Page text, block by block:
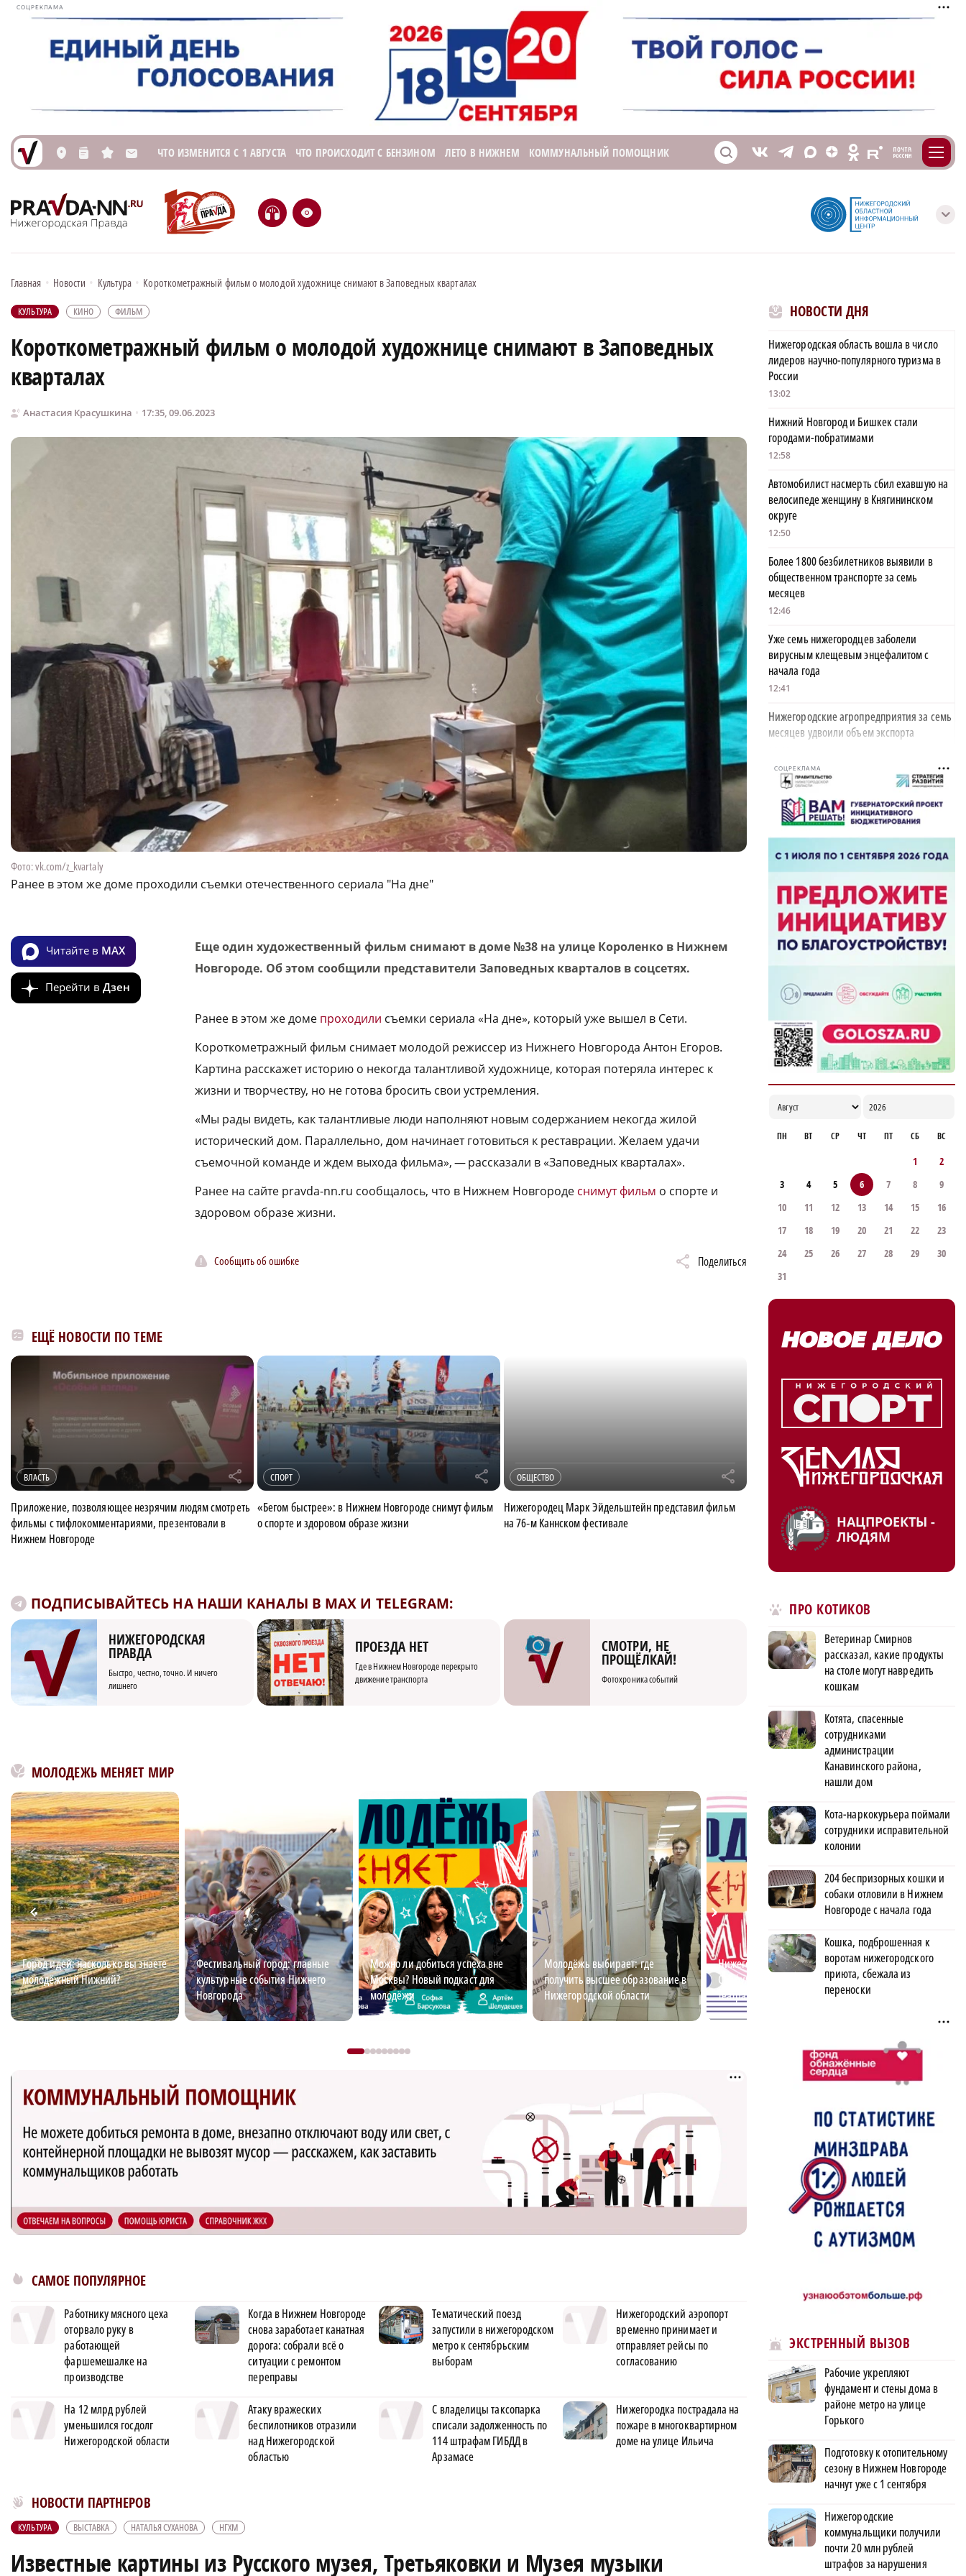
СОЦРЕКЛАМА
L n s M ЧТО ИЗМЕНИТСЯ С 1 АВГУСТА ЧТО ПРОИСХОДИТ С БЕНЗИНОМ ЛЕТО В НИЖНЕМ КОММУНАЛЬНЫЙ ПОМОЩНИК S V T X Z O E m
H e с
Главная • Новости • Культура • Короткометражный фильм о молодой художнице снимают в Заповедных кварталах
КУЛЬТУРА КИНО ФИЛЬМ
Короткометражный фильм о молодой художнице снимают в Заповедных
кварталах
Анастасия Красушкина 17:35, 09.06.2023
Фото: vk.com/z_kvartaly
Ранее в этом же доме проходили съемки отечественного сериала "На дне"
Читайте в MAX
Перейти в Дзен
Еще один художественный фильм снимают в доме №38 на улице Короленко в Нижнем
Новгороде. Об этом сообщили представители Заповедных кварталов в соцсетях.
Ранее в этом же доме проходили съемки сериала «На дне», который уже вышел в Сети.
Короткометражный фильм снимает молодой режиссер из Нижнего Новгорода Антон Егоров.
Картина расскажет историю о некогда талантливой художнице, которая потеряла интерес к
жизни и творчеству, но не готова бросить свои устремления.
«Мы рады видеть, как талантливые люди наполняют новым содержанием некогда жилой
исторический дом. Параллельно, дом начинает готовиться к реставрации. Желаем удачи
съемочной команде и ждем выхода фильма», — рассказали в «Заповедных кварталах».
Ранее на сайте pravda-nn.ru сообщалось, что в Нижнем Новгороде снимут фильм о спорте и
здоровом образе жизни.
Сообщить об ошибке Поделиться
ЕЩЁ НОВОСТИ ПО ТЕМЕ
ВЛАСТЬ r
Приложение, позволяющее незрячим людям смотреть
фильмы с тифлокомментариями, презентовали в
Нижнем Новгороде
СПОРТ r
«Бегом быстрее»: в Нижнем Новгороде снимут фильм
о спорте и здоровом образе жизни
ОБЩЕСТВО r
Нижегородец Марк Эйдельштейн представил фильм
на 76‑м Каннском фестивале
ПОДПИСЫВАЙТЕСЬ НА НАШИ КАНАЛЫ В MAX И TELEGRAM:
НИЖЕГОРОДСКАЯ
ПРАВДА
Быстро, честно, точно. И ничего
лишнего
ПРОЕЗДА НЕТ
Где в Нижнем Новгороде перекрыто
движение транспорта
СМОТРИ, НЕ
ПРОЩЁЛКАЙ!
Фотохроника событий
МОЛОДЕЖЬ МЕНЯЕТ МИР
Город идей: насколько вы знаете
молодёжный Нижний?
Фестивальный город: главные
культурные события Нижнего
Новгорода
Можно ли добиться успеха вне
Москвы? Новый подкаст для
молодёжи
Молодёжь выбирает: где
получить высшее образование в
Нижегородской области
Нижегородский студент Ахмед
Сайфулин победил в
театральном конкурсе
«Табуретка»
Куда можно
Нижнего
САМОЕ ПОПУЛЯРНОЕ
Работнику мясного цеха
оторвало руку в
работающей
фаршемешалке на
производстве
Когда в Нижнем Новгороде
снова заработает канатная
дорога: собрали всё о
ситуации с ремонтом
переправы
Тематический поезд
запустили в нижегородском
метро к сентябрьским
выборам
Нижегородский аэропорт
временно принимает и
отправляет рейсы по
согласованию
На 12 млрд рублей
уменьшился госдолг
Нижегородской области
Атаку вражеских
беспилотников отразили
над Нижегородской
областью
С владелицы таксопарка
списали задолженность по
114 штрафам ГИБДД в
Арзамасе
Нижегородка пострадала на
пожаре в многоквартирном
доме на улице Ильича
НОВОСТИ ПАРТНЕРОВ
Новости МирТесен
×
КУЛЬТУРА ВЫСТАВКА НАТАЛЬЯ СУХАНОВА НГХМ
Известные картины из Русского музея, Третьяковки и Музея музыки
НОВОСТИ ДНЯ
Нижегородская область вошла в число
лидеров научно-популярного туризма в
России
13:02
Нижний Новгород и Бишкек стали
городами-побратимами
12:58
Автомобилист насмерть сбил ехавшую на
велосипеде женщину в Княгининском
округе
12:50
Более 1800 безбилетников выявили в
общественном транспорте за семь
месяцев
12:46
Уже семь нижегородцев заболели
вирусным клещевым энцефалитом с
начала года
12:41
Нижегородские агропредприятия за семь
месяцев удвоили объем экспорта
18-летний житель Балахны угнал у отчима
автомобиль и врезался в дерево
12:38
На трассе у поворота на Богородск
снизили скорость до 50 км/ч
12:34
В Тоншаеве открыто движение по мосту
через Пижму
12:20
19-летнего нижегородца насмерть сбила
электричка
12:17
СОЦРЕКЛАМА
ПН ВТ СР ЧТ ПТ СБ ВС
1
2
3
4 5 6 7 8
9
10
11 12 13 14 15
16
17
18 19 20 21 22
23
24
25 26 27 28 29
30
31
НАЦПРОЕКТЫ -
ЛЮДЯМ
ПРО КОТИКОВ
Ветеринар Смирнов
рассказал, какие продукты
на столе могут навредить
кошкам
Котята, спасенные
сотрудниками
администрации
Канавинского района,
нашли дом
Кота-наркокурьера поймали
сотрудники исправительной
колонии
204 беспризорных кошки и
собаки отловили в Нижнем
Новгороде с начала года
Кошка, подброшенная к
воротам нижегородского
приюта, сбежала из
переноски
ЭКСТРЕННЫЙ ВЫЗОВ
Рабочие укрепляют
фундамент и стены дома в
районе метро на улице
Горького
Подготовку к отопительному
сезону в Нижнем Новгороде
начнут уже с 1 сентября
Нижегородские
коммунальщики получили
почти 20 млн рублей
штрафов за нарушения